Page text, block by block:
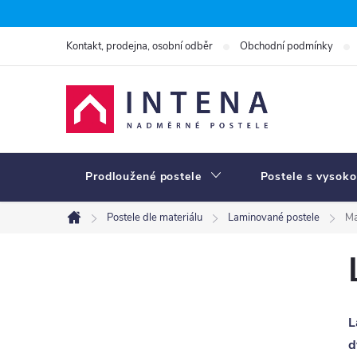
na
Kontakt, prodejna, osobní odběr Obchodní podmínky
Prodloužené postele Postele s
Domů
Postele dle materiálu Laminované postele